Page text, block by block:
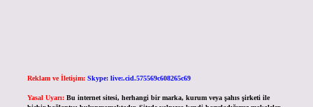
Reklam ve İletişim: Skype: live:.cid.575569c608265c69
Yasal Uyarı: Bu internet sitesi, herhangi bir marka, kurum veya şahıs şirketi ile